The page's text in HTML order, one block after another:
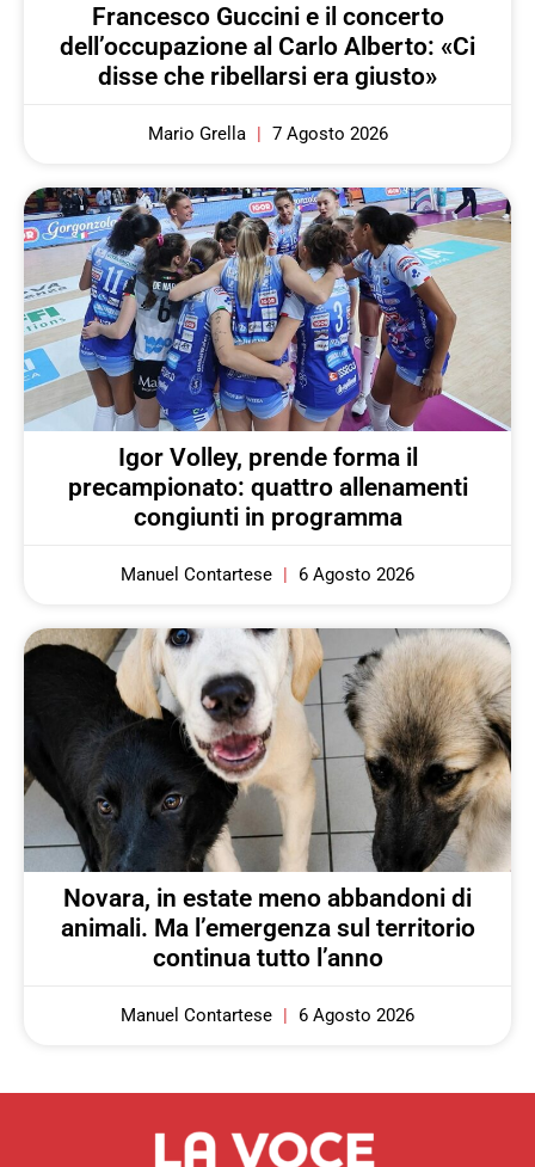
Francesco Guccini e il concerto
dell’occupazione al Carlo Alberto: «Ci
disse che ribellarsi era giusto»
Mario Grella 7 Agosto 2026
Igor Volley, prende forma il
precampionato: quattro allenamenti
congiunti in programma
Manuel Contartese 6 Agosto 2026
Novara, in estate meno abbandoni di
animali. Ma l’emergenza sul territorio
continua tutto l’anno
Manuel Contartese 6 Agosto 2026